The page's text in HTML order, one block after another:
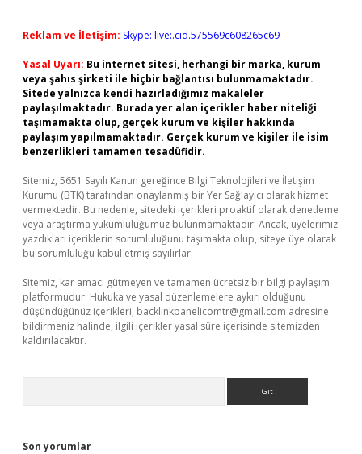
Reklam ve İletişim: Skype: live:.cid.575569c608265c69
Yasal Uyarı: Bu internet sitesi, herhangi bir marka, kurum
veya şahıs şirketi ile hiçbir bağlantısı bulunmamaktadır.
Sitede yalnızca kendi hazırladığımız makaleler
paylaşılmaktadır. Burada yer alan içerikler haber niteliği
taşımamakta olup, gerçek kurum ve kişiler hakkında
paylaşım yapılmamaktadır. Gerçek kurum ve kişiler ile isim
benzerlikleri tamamen tesadüfidir.
Sitemiz, 5651 Sayılı Kanun gereğince Bilgi Teknolojileri ve İletişim
Kurumu (BTK) tarafından onaylanmış bir Yer Sağlayıcı olarak hizmet
vermektedir. Bu nedenle, sitedeki içerikleri proaktif olarak denetleme
veya araştırma yükümlülüğümüz bulunmamaktadır. Ancak, üyelerimiz
yazdıkları içeriklerin sorumluluğunu taşımakta olup, siteye üye olarak
bu sorumluluğu kabul etmiş sayılırlar.
Sitemiz, kar amacı gütmeyen ve tamamen ücretsiz bir bilgi paylaşım
platformudur. Hukuka ve yasal düzenlemelere aykırı olduğunu
düşündüğünüz içerikleri, backlinkpanelicomtr@gmail.com adresine
bildirmeniz halinde, ilgili içerikler yasal süre içerisinde sitemizden
kaldırılacaktır.
Son yorumlar